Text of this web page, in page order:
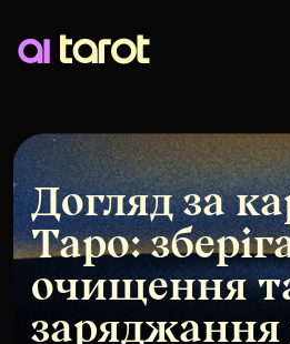
Догляд за
Таро:
очищення
заряджання